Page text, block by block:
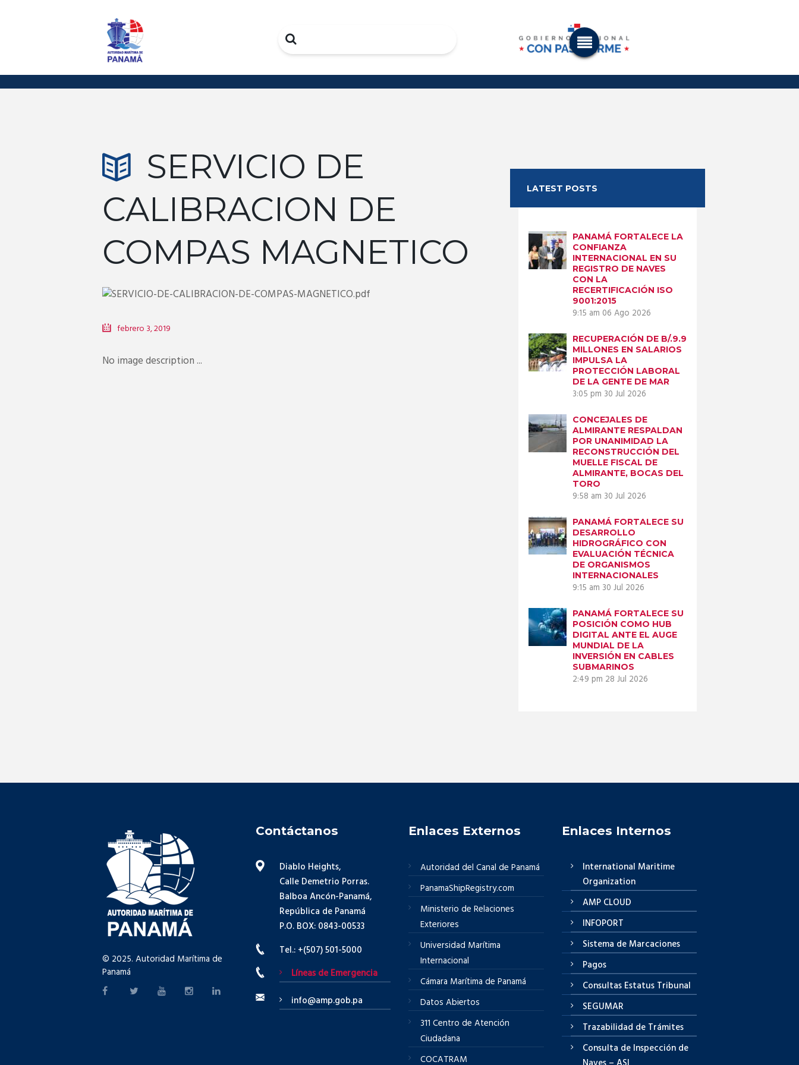
Search
SERVICIO DE
CALIBRACION DE
COMPAS MAGNETICO
febrero 3, 2019
No image description ...
LATEST POSTS
PANAMÁ FORTALECE LA
CONFIANZA
INTERNACIONAL EN SU
REGISTRO DE NAVES
CON LA
RECERTIFICACIÓN ISO
9001:2015
9:15 am 06 Ago 2026
RECUPERACIÓN DE B/.9.9
MILLONES EN SALARIOS
IMPULSA LA
PROTECCIÓN LABORAL
DE LA GENTE DE MAR
3:05 pm 30 Jul 2026
CONCEJALES DE
ALMIRANTE RESPALDAN
POR UNANIMIDAD LA
RECONSTRUCCIÓN DEL
MUELLE FISCAL DE
ALMIRANTE, BOCAS DEL
TORO
9:58 am 30 Jul 2026
PANAMÁ FORTALECE SU
DESARROLLO
HIDROGRÁFICO CON
EVALUACIÓN TÉCNICA
DE ORGANISMOS
INTERNACIONALES
9:15 am 30 Jul 2026
PANAMÁ FORTALECE SU
POSICIÓN COMO HUB
DIGITAL ANTE EL AUGE
MUNDIAL DE LA
INVERSIÓN EN CABLES
SUBMARINOS
2:49 pm 28 Jul 2026
© 2025. Autoridad Marítima de
Panamá
Contáctanos
Diablo Heights,
Calle Demetrio Porras.
Balboa Ancón-Panamá,
República de Panamá
P.O. BOX: 0843-00533
Tel.: +(507) 501-5000
Líneas de Emergencia
info@amp.gob.pa
Enlaces Externos
Autoridad del Canal de Panamá
PanamaShipRegistry.com
Ministerio de Relaciones
Exteriores
Universidad Marítima
Internacional
Cámara Marítima de Panamá
Datos Abiertos
311 Centro de Atención
Ciudadana
COCATRAM
Enlaces Internos
International Maritime
Organization
AMP CLOUD
INFOPORT
Sistema de Marcaciones
Pagos
Consultas Estatus Tribunal
SEGUMAR
Trazabilidad de Trámites
Consulta de Inspección de